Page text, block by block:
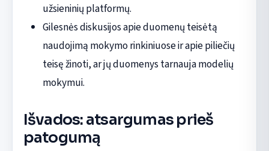
užsieninių platformų.
Gilesnės diskusijos apie duomenų teisėtą
naudojimą mokymo rinkiniuose ir apie piliečių
teisę žinoti, ar jų duomenys tarnauja modelių
mokymui.
Išvados: atsargumas prieš
patogumą